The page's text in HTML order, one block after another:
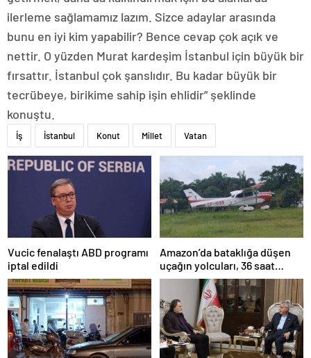
ilerleme sağlamamız lazım. Sizce adaylar arasında
bunu en iyi kim yapabilir? Bence cevap çok açık ve
nettir. O yüzden Murat kardeşim İstanbul için büyük bir
fırsattır. İstanbul çok şanslıdır. Bu kadar büyük bir
tecrübeye, birikime sahip işin ehlidir” şeklinde
konuştu.
İş İstanbul Konut Millet Vatan
Vucic fenalaştı ABD programı
iptal edildi
Amazon’da bataklığa düşen
uçağın yolcuları, 36 saat
kurtarılmayı bekledi